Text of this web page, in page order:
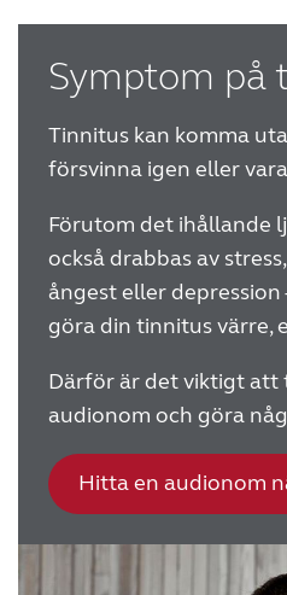
Symptom på
Tinnitus kan komma
försvinna igen eller
Förutom det ihållande
också drabbas av
ångest eller depression
göra din tinnitus värre,
Därför är det viktigt att
audionom och göra
Hitta en audionom